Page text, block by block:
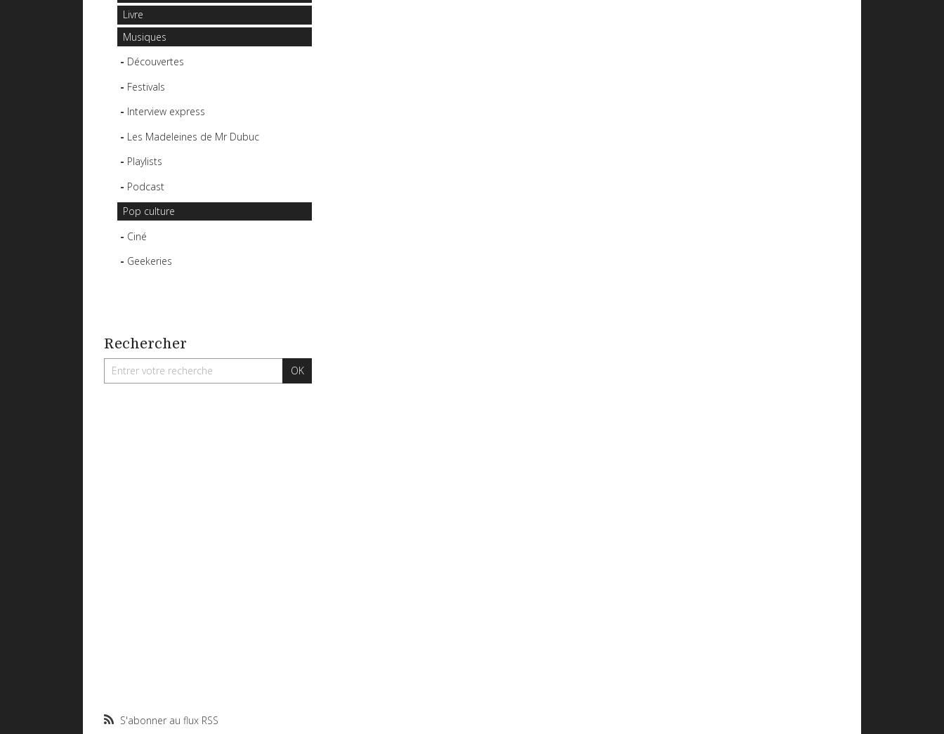
Livre
Musiques
Découvertes
Festivals
Interview express
Les Madeleines de Mr Dubuc
Playlists
Podcast
Pop culture
Ciné
Geekeries
Rechercher
S'abonner au flux RSS